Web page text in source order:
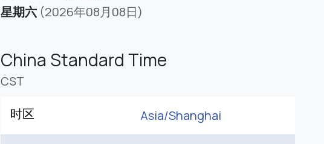
星期六 (2026年08月08日)
China Standard Time
CST
时区 Asia/Shanghai